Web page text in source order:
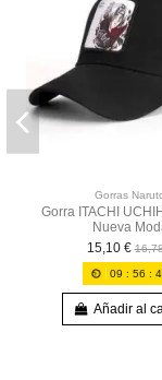
Gorras
Gorra ITACHI
Nueva
15,10 €
09 :56 :
Añadir al